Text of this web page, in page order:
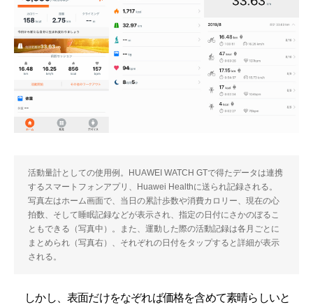
活動量計としての使用例。HUAWEI WATCH GTで得たデータは連携
するスマートフォンアプリ、Huawei Healthに送られ記録される。
写真左はホーム画面で、当日の累計歩数や消費カロリー、現在の心
拍数、そして睡眠記録などが表示され、指定の日付にさかのぼるこ
ともできる（写真中）。また、運動した際の活動記録は各月ごとに
まとめられ（写真右）、それぞれの日付をタップすると詳細が表示
される。
しかし、表面だけをなぞれば価格を含めて素晴らしいと